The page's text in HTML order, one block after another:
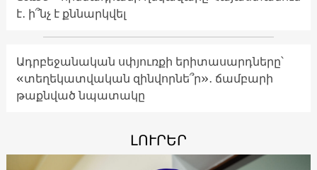
է․ ի՞նչ է քննարկվել
Ադրբեջանական սփյուռքի երիտասարդները՝
«տեղեկատվական զինվորնե՞ր»․ ճամբարի
թաքնված նպատակը
ԼՈՒՐԵՐ